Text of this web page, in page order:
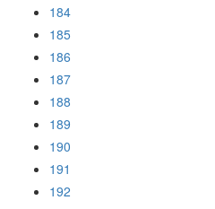
184
185
186
187
188
189
190
191
192